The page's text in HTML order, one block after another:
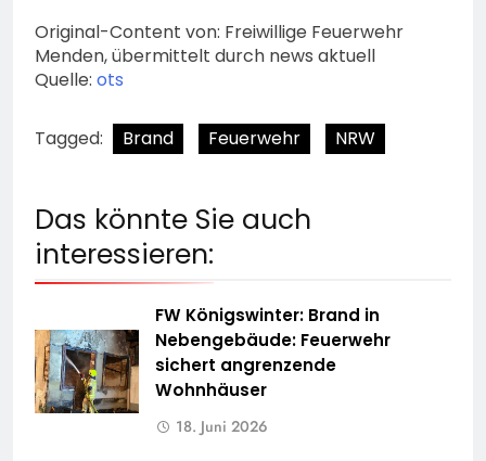
Original-Content von: Freiwillige Feuerwehr
Menden, übermittelt durch news aktuell
Quelle: ots
Tagged: Brand Feuerwehr NRW
Das könnte Sie auch
interessieren:
FW Königswinter: Brand in
Nebengebäude: Feuerwehr
sichert angrenzende
Wohnhäuser
18. Juni 2026